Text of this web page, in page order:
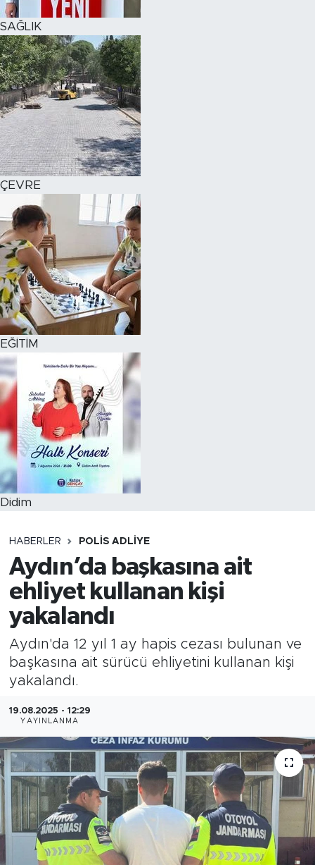
SAĞLIK
ÇEVRE
EĞİTİM
Didim
HABERLER POLİS ADLİYE
Aydın’da başkasına ait
ehliyet kullanan kişi
yakalandı
Aydın'da 12 yıl 1 ay hapis cezası bulunan ve
başkasına ait sürücü ehliyetini kullanan kişi
yakalandı.
19.08.2025 - 12:29
YAYINLANMA